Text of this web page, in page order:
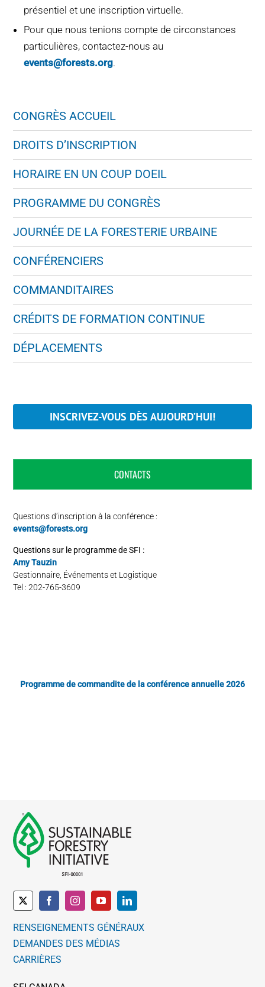
présentiel et une inscription virtuelle.
Pour que nous tenions compte de circonstances
particulières, contactez-nous au
events@forests.org.
CONGRÈS ACCUEIL
DROITS D’INSCRIPTION
HORAIRE EN UN COUP DOEIL
PROGRAMME DU CONGRÈS
JOURNÉE DE LA FORESTERIE URBAINE
CONFÉRENCIERS
COMMANDITAIRES
CRÉDITS DE FORMATION CONTINUE
DÉPLACEMENTS
INSCRIVEZ-VOUS DÈS AUJOURD’HUI!
CONTACTS
Questions d’inscription à la conférence :
events@forests.org
Questions sur le programme de SFI :
Amy Tauzin
Gestionnaire, Événements et Logistique
Tel : 202-765-3609
Programme de commandite de la conférence annuelle 2026
RENSEIGNEMENTS GÉNÉRAUX
DEMANDES DES MÉDIAS
CARRIÈRES